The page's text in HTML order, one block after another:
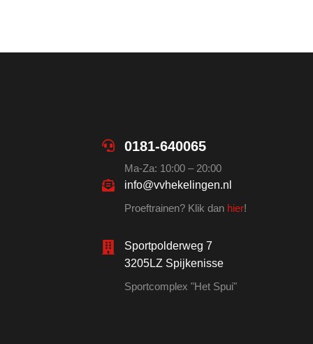
0181-640065
Ma-Za: 10:00 – 20:00
info@vvhekelingen.nl
Proeftrainen? Klik dan hier!
Sportpolderweg 7
3205LZ Spijkenisse
Sportcomplex "Het Spui"